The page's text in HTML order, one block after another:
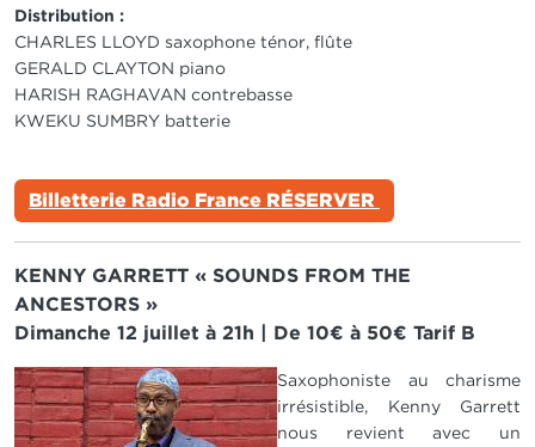
Distribution :
CHARLES LLOYD saxophone ténor, flûte
GERALD CLAYTON piano
HARISH RAGHAVAN contrebasse
KWEKU SUMBRY batterie
Billetterie Radio France RÉSERVER
KENNY GARRETT « SOUNDS FROM THE
ANCESTORS »
Dimanche 12 juillet à 21h | De 10€ à 50€ Tarif B
IMAGE
Saxophoniste au charisme
irrésistible, Kenny Garrett
nous revient avec un